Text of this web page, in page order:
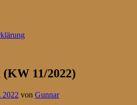
(KW 11/2022)
2022 von Gunnar